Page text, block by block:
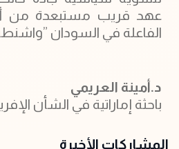
عهد قريب مستبعدة من
الفاعلة في السودان
د.أمينة العريمي
باحثة إماراتية في الشأن
المشاركات الأخيرة